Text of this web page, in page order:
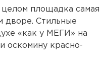
площадка самая
дворе. Стильные
«как у МЕГИ» на
оскомину красно-